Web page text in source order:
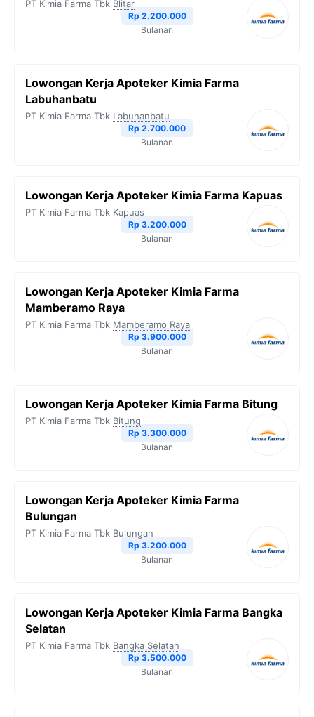
p
n
k
PT Kimia Farma Tbk Blitar
Rp 2.200.000
Bulanan
Lowongan Kerja Apoteker Kimia Farma
Labuhanbatu
PT Kimia Farma Tbk Labuhanbatu
Rp 2.700.000
Bulanan
Lowongan Kerja Apoteker Kimia Farma Kapuas
PT Kimia Farma Tbk Kapuas
Rp 3.200.000
Bulanan
Lowongan Kerja Apoteker Kimia Farma
Mamberamo Raya
PT Kimia Farma Tbk Mamberamo Raya
Rp 3.900.000
Bulanan
Lowongan Kerja Apoteker Kimia Farma Bitung
PT Kimia Farma Tbk Bitung
Rp 3.300.000
Bulanan
Lowongan Kerja Apoteker Kimia Farma
Bulungan
PT Kimia Farma Tbk Bulungan
Rp 3.200.000
Bulanan
Lowongan Kerja Apoteker Kimia Farma Bangka
Selatan
PT Kimia Farma Tbk Bangka Selatan
Rp 3.500.000
Bulanan